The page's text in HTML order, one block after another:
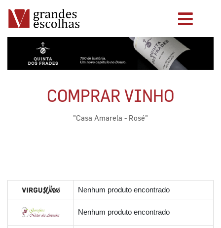
COMPRAR VINHO
"Casa Amarela - Rosé"
Nenhum produto encontrado
Nenhum produto encontrado